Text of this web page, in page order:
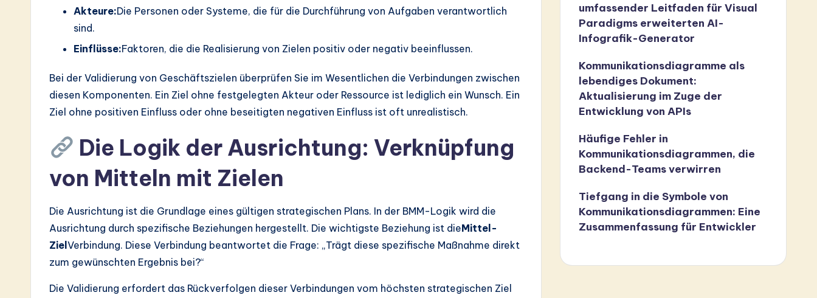
Akteure:Die Personen oder Systeme, die für die Durchführung von Aufgaben verantwortlich
sind.
Einflüsse:Faktoren, die die Realisierung von Zielen positiv oder negativ beeinflussen.
Bei der Validierung von Geschäftszielen überprüfen Sie im Wesentlichen die Verbindungen zwischen
diesen Komponenten. Ein Ziel ohne festgelegten Akteur oder Ressource ist lediglich ein Wunsch. Ein
Ziel ohne positiven Einfluss oder ohne beseitigten negativen Einfluss ist oft unrealistisch.
Die Logik der Ausrichtung: Verknüpfung
von Mitteln mit Zielen
Die Ausrichtung ist die Grundlage eines gültigen strategischen Plans. In der BMM-Logik wird die
Ausrichtung durch spezifische Beziehungen hergestellt. Die wichtigste Beziehung ist dieMittel-
ZielVerbindung. Diese Verbindung beantwortet die Frage: „Trägt diese spezifische Maßnahme direkt
zum gewünschten Ergebnis bei?“
Die Validierung erfordert das Rückverfolgen dieser Verbindungen vom höchsten strategischen Ziel
umfassender Leitfaden für Visual
Paradigms erweiterten AI-
Infografik-Generator
Kommunikationsdiagramme als
lebendiges Dokument:
Aktualisierung im Zuge der
Entwicklung von APIs
Häufige Fehler in
Kommunikationsdiagrammen, die
Backend-Teams verwirren
Tiefgang in die Symbole von
Kommunikationsdiagrammen: Eine
Zusammenfassung für Entwickler